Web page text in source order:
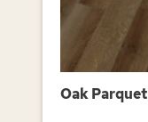
Oak Parquet